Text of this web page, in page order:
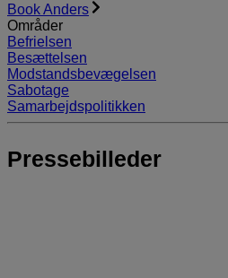
Book Anders
Områder
Befrielsen
Besættelsen
Modstandsbevægelsen
Sabotage
Samarbejdspolitikken
Pressebilleder